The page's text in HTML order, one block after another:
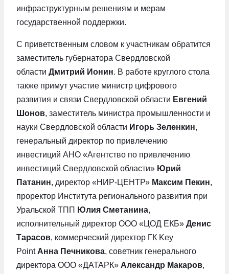
инфраструктурным решениям и мерам
государственной поддержки.
С приветственным словом к участникам обратится
заместитель губернатора Свердловской
области Дмитрий Ионин. В работе круглого стола
также примут участие министр цифрового
развития и связи Свердловской области Евгений
Шонов, заместитель министра промышленности и
науки Свердловской области Игорь Зеленкин,
генеральный директор по привлечению
инвестиций АНО «Агентство по привлечению
инвестиций Свердловской области» Юрий
Патанин, директор «НИР-ЦЕНТР» Максим Пекин,
проректор Института регионального развития при
Уральской ТПП Юлия Сметанина,
исполнительный директор ООО «ЦОД ЕКБ» Денис
Тарасов, коммерческий директор ГК Key
Point Анна Печникова, советник генерального
директора ООО «ДАТАРК» Александр Макаров,